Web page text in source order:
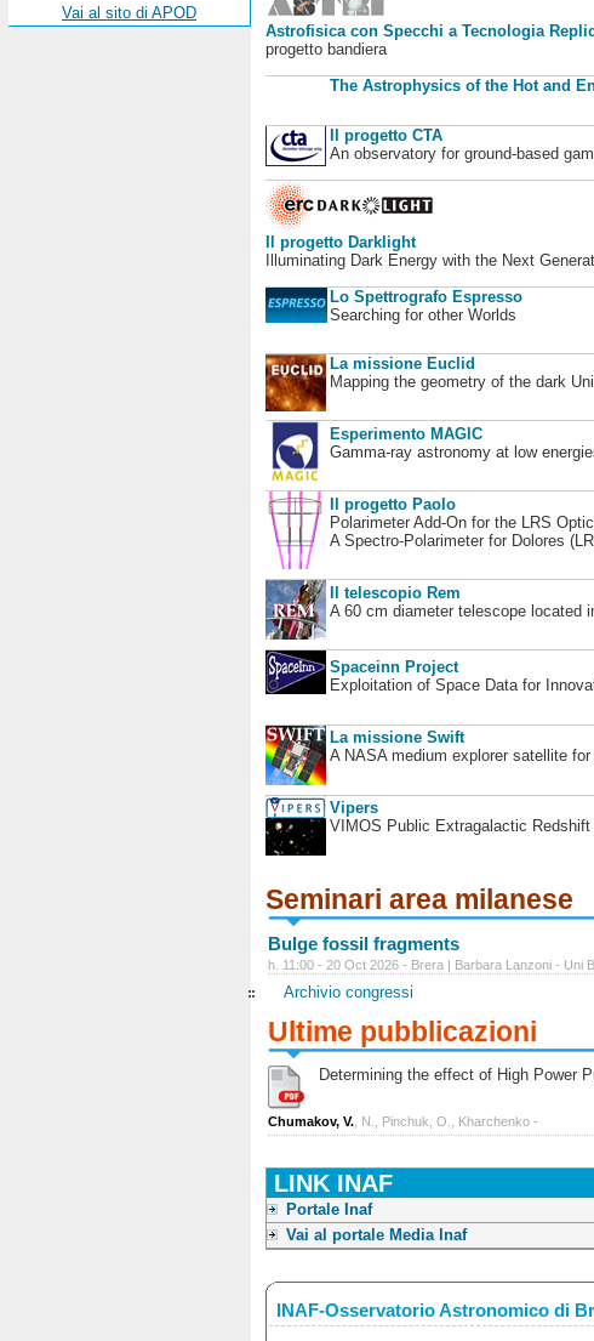
Vai al sito di APOD
Astrofisica con Specchi a Tecnologia
progetto bandiera
The Astrophysics of the Hot and
Il progetto CTA
An observatory for ground-based
Il progetto Darklight
Illuminating Dark Energy with the Next
Lo Spettrografo Espresso
Searching for other Worlds
La missione Euclid
Mapping the geometry of the dark
Esperimento MAGIC
Gamma-ray astronomy at low
Il progetto Paolo
Polarimeter Add-On for the LRS
A Spectro-Polarimeter for Dolores
Il telescopio Rem
A 60 cm diameter telescope located
Spaceinn Project
Exploitation of Space Data for
La missione Swift
A NASA medium explorer satellite
Vipers
VIMOS Public Extragalactic Redshift
Seminari area milanese
Bulge fossil fragments
h. 11:00 - 20 Oct 2026 - Brera | Barbara Lanzoni - Uni
Archivio congressi
Ultime pubblicazioni
Determining the effect of High Power
Chumakov, V. , N., Pinchuk, O., Kharchenko -
LINK INAF
Portale Inaf
Vai al portale Media Inaf
INAF-Osservatorio Astronomico di